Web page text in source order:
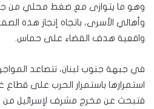
وهو ما يتوازى مع ضغط محلي من
وأهالي الأسرى، باتجاه إنجاز هذه
واقعية هدف القضاء على حماس.
في جبهة جنوب لبنان، تتصاعد
استمرارها باستمرار الحرب على قطاع
فتبحث عن مخرج مشرف لإسرائيل من